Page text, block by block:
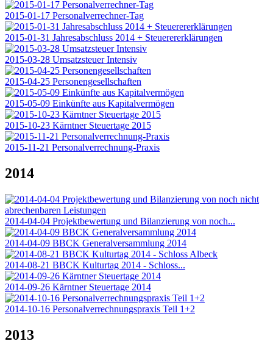
2015-01-17 Personalverrechner-Tag
2015-01-31 Jahresabschluss 2014 + Steuerererklärungen
2015-03-28 Umsatzsteuer Intensiv
2015-04-25 Personengesellschaften
2015-05-09 Einkünfte aus Kapitalvermögen
2015-10-23 Kärntner Steuertage 2015
2015-11-21 Personalverrechnung-Praxis
2014
2014-04-04 Projektbewertung und Bilanzierung von noch...
2014-04-09 BBCK Generalversammlung 2014
2014-08-21 BBCK Kulturtag 2014 - Schloss...
2014-09-26 Kärntner Steuertage 2014
2014-10-16 Personalverrechnungspraxis Teil 1+2
2013